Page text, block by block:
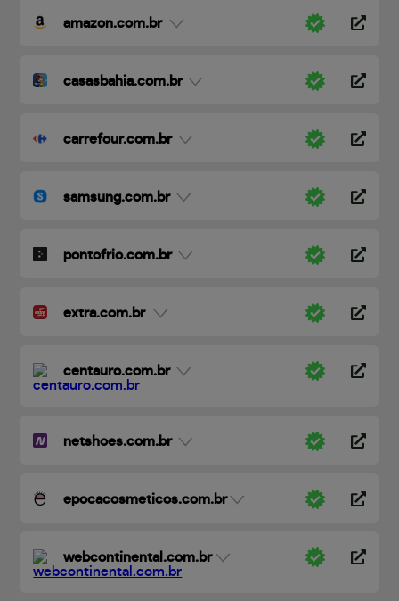
amazon.com.br
casasbahia.com.br
carrefour.com.br
samsung.com.br
pontofrio.com.br
extra.com.br
centauro.com.br
netshoes.com.br
epocacosmeticos.com.br
webcontinental.com.br